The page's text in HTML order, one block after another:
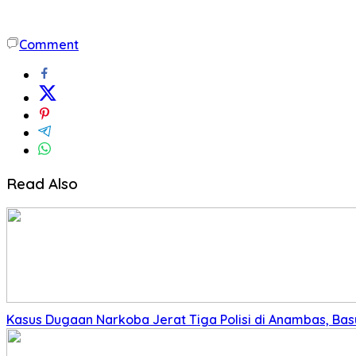
Comment
Read Also
Kasus Dugaan Narkoba Jerat Tiga Polisi di Anambas,